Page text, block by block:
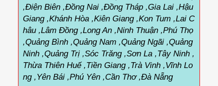
,Điện Biên ,Đồng Nai ,Đồng Tháp ,Gia Lai ,Hậu
Giang ,Khánh Hòa ,Kiên Giang ,Kon Tum ,Lai C
hâu ,Lâm Đồng ,Long An ,Ninh Thuận ,Phú Thọ
,Quảng Bình ,Quảng Nam ,Quảng Ngãi ,Quảng
Ninh ,Quảng Trị ,Sóc Trăng ,Sơn La ,Tây Ninh ,
Thừa Thiên Huế ,Tiền Giang ,Trà Vinh ,Vĩnh Lo
ng ,Yên Bái ,Phú Yên ,Cần Thơ ,Đà Nẵng